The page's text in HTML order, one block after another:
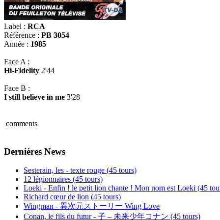
Label : RCA
Référence : PB 3054
Année : 1985
Face A :
Hi-Fidelity 2'44
Face B :
I still believe in me 3'28
comments
Dernières News
Sesterain, les - texte rouge (45 tours)
12 légionnaires (45 tours)
Loeki - Enfin ! le petit lion chante ! Mon nom est Loeki (45
Richard cœur de lion (45 tours)
Wingman - 異次元ストーリー Wing Love
Conan, le fils du futur - 子 – 未来少年コナン (45 tours)